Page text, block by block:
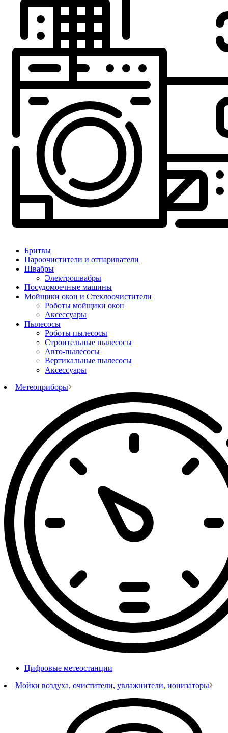
Бритвы
Пароочистители и отпариватели
Швабры
Электрошвабры
Посудомоечные машины
Мойщики окон и Стеклоочистители
Роботы мойщики окон
Аксессуары
Пылесосы
Роботы пылесосы
Строительные пылесосы
Авто-пылесосы
Вертикальные пылесосы
Аксессуары
Метеоприборы
Цифровые метеостанции
Мойки воздуха, очистители, увлажнители, ионизаторы